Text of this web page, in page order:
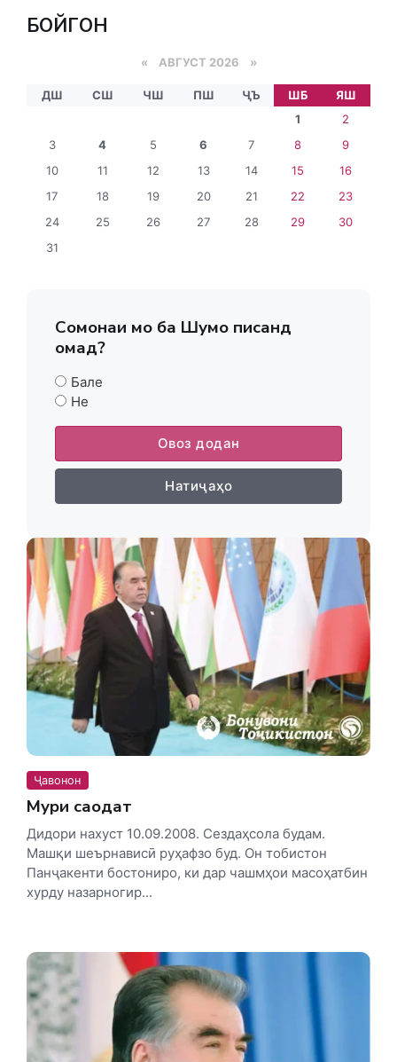
БОЙГОНӢ
« АВГУСТ 2026 »
ДШ СШ ЧШ ПШ ҶЪ ШБ
ЯШ
1
2
3
4 5 6 7 8
9
10
11 12 13 14 15
16
17
18 19 20 21 22
23
24
25 26 27 28 29
30
31
Сомонаи мо ба Шумо писанд
омад?
Бале
Не
Овоз додан
Натиҷаҳо
Ҷавонон
Муҳри саодат
Дидори нахуст 10.09.2008. Сездаҳсола будам.
Машқи шеърнависӣ руҳафзо буд. Он тобистон
Панҷакенти бостониро, ки дар чашмҳои масоҳатбин
хурду назарногир...